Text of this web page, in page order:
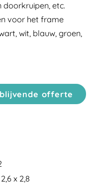
etc.
voor het frame
wit, blauw, groen,
offerte
x 2,8